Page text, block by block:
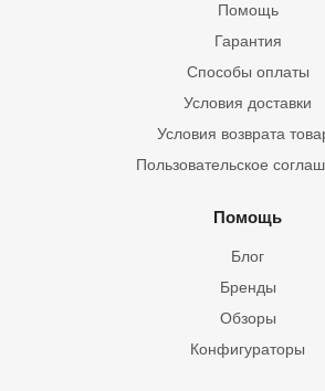
Помощь
Гарантия
Способы оплаты
Условия доставки
Условия возврата
Пользовательское
Помощь
Блог
Бренды
Обзоры
Конфигураторы